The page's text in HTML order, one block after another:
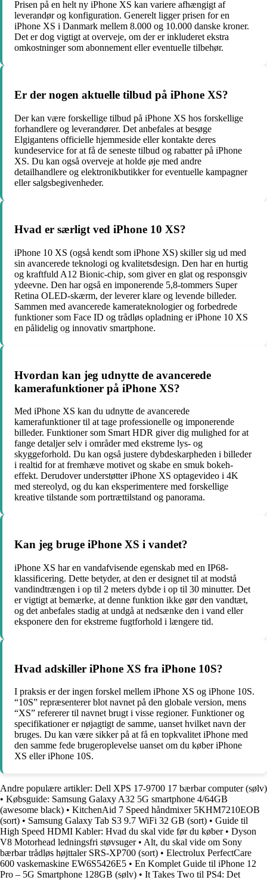
Prisen på en helt ny iPhone XS kan variere afhængigt af
leverandør og konfiguration. Generelt ligger prisen for en
iPhone XS i Danmark mellem 8.000 og 10.000 danske kroner.
Det er dog vigtigt at overveje, om der er inkluderet ekstra
omkostninger som abonnement eller eventuelle tilbehør.
Er der nogen aktuelle tilbud på iPhone XS?
Der kan være forskellige tilbud på iPhone XS hos forskellige
forhandlere og leverandører. Det anbefales at besøge
Elgigantens officielle hjemmeside eller kontakte deres
kundeservice for at få de seneste tilbud og rabatter på iPhone
XS. Du kan også overveje at holde øje med andre
detailhandlere og elektronikbutikker for eventuelle kampagner
eller salgsbegivenheder.
Hvad er særligt ved iPhone 10 XS?
iPhone 10 XS (også kendt som iPhone XS) skiller sig ud med
sin avancerede teknologi og kvalitetsdesign. Den har en hurtig
og kraftfuld A12 Bionic-chip, som giver en glat og responsgiv
ydeevne. Den har også en imponerende 5,8-tommers Super
Retina OLED-skærm, der leverer klare og levende billeder.
Sammen med avancerede kamerateknologier og forbedrede
funktioner som Face ID og trådløs opladning er iPhone 10 XS
en pålidelig og innovativ smartphone.
Hvordan kan jeg udnytte de avancerede
kamerafunktioner på iPhone XS?
Med iPhone XS kan du udnytte de avancerede
kamerafunktioner til at tage professionelle og imponerende
billeder. Funktioner som Smart HDR giver dig mulighed for at
fange detaljer selv i områder med ekstreme lys- og
skyggeforhold. Du kan også justere dybdeskarpheden i billeder
i realtid for at fremhæve motivet og skabe en smuk bokeh-
effekt. Derudover understøtter iPhone XS optagevideo i 4K
med stereolyd, og du kan eksperimentere med forskellige
kreative tilstande som portrættilstand og panorama.
Kan jeg bruge iPhone XS i vandet?
iPhone XS har en vandafvisende egenskab med en IP68-
klassificering. Dette betyder, at den er designet til at modstå
vandindtrængen i op til 2 meters dybde i op til 30 minutter. Det
er vigtigt at bemærke, at denne funktion ikke gør den vandtæt,
og det anbefales stadig at undgå at nedsænke den i vand eller
eksponere den for ekstreme fugtforhold i længere tid.
Hvad adskiller iPhone XS fra iPhone 10S?
I praksis er der ingen forskel mellem iPhone XS og iPhone 10S.
“10S” repræsenterer blot navnet på den globale version, mens
“XS” refererer til navnet brugt i visse regioner. Funktioner og
specifikationer er nøjagtigt de samme, uanset hvilket navn der
bruges. Du kan være sikker på at få en topkvalitet iPhone med
den samme fede brugeroplevelse uanset om du køber iPhone
XS eller iPhone 10S.
Andre populære artikler: Dell XPS 17-9700 17 bærbar computer (sølv)
• Købsguide: Samsung Galaxy A32 5G smartphone 4/64GB
(awesome black) • KitchenAid 7 Speed håndmixer 5KHM7210EOB
(sort) • Samsung Galaxy Tab S3 9.7 WiFi 32 GB (sort) • Guide til
High Speed HDMI Kabler: Hvad du skal vide før du køber• Dyson
V8 Motorhead ledningsfri støvsuger• Alt, du skal vide om Sony
bærbar trådløs højttaler SRS-XP700 (sort) • Electrolux PerfectCare
600 vaskemaskine EW6S5426E5 • En Komplet Guide til iPhone 12
Pro – 5G Smartphone 128GB (sølv) • It Takes Two til PS4: Det